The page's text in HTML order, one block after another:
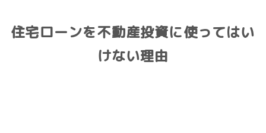
住宅ローンを不動産投資に使ってはい
けない理由